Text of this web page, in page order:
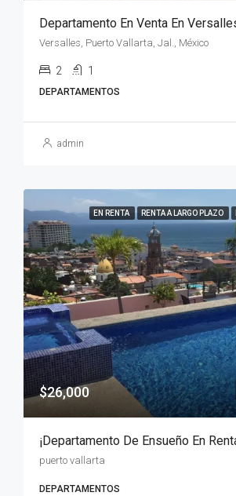
Versalles, Puerto Vallarta, Jal., México
2 1
DEPARTAMENTOS
admin
EN RENTA RENTA A LARGO PLAZO
$26,000
puerto vallarta
DEPARTAMENTOS